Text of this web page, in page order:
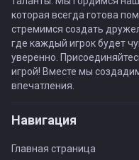
которая всегда готова
стремимся создать
где каждый игрок будет
уверенно.
игрой! Вместе мы
впечатления.
Навигация
Главная страница